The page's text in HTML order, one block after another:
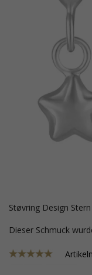
Støvring Design
Dieser Schmuck